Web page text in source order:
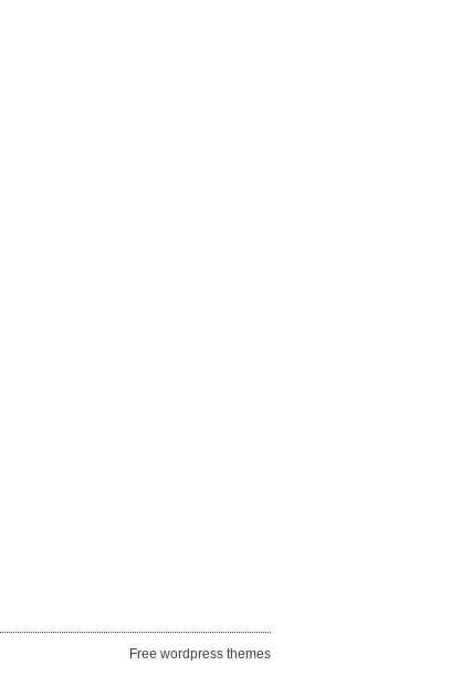
Free wordpress themes